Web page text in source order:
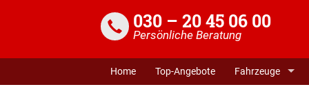
030 – 20 45 06 00
Persönliche Beratung
Home Top-Angebote Fahrzeuge